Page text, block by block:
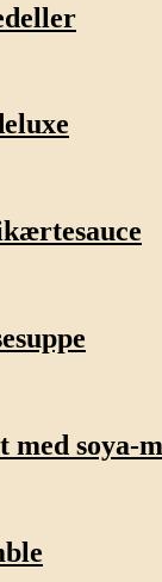
med soya-